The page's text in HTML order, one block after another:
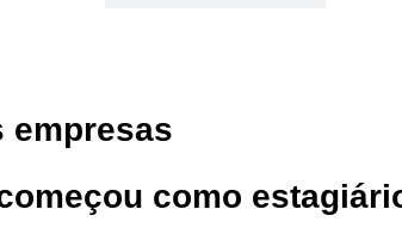
empresas
como